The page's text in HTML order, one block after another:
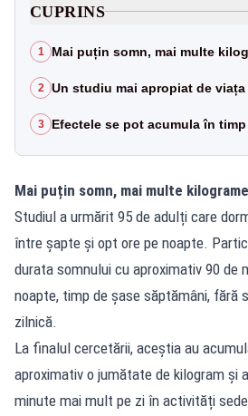
CUPRINS
1 Mai puțin somn, mai multe
2 Un studiu mai apropiat de viața
3 Efectele se pot acumula în timp
Mai puțin somn, mai multe kilograme
Studiul a urmărit 95 de adulți care
între șapte și opt ore pe noapte.
durata somnului cu aproximativ 90 de
noapte, timp de șase săptămâni, fără
zilnică.
La finalul cercetării, aceștia au
aproximativ o jumătate de kilogram și
minute mai mult pe zi în activități